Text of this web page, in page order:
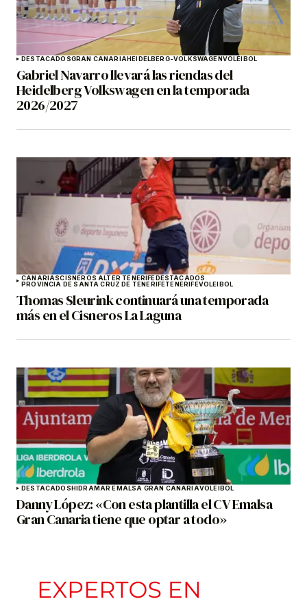
DESTACADOSGRAN CANARIAHEIDELBERG-VOLKSWAGENVOLEIBOL
Gabriel Navarro llevará las riendas del
Heidelberg Volkswagen en la temporada
2026/2027
CANARIASCISNEROS ALTER TENERIFEDESTACADOS
PROVINCIA DE SANTA CRUZ DE TENERIFETENERIFEVOLEIBOL
Thomas Sleurink continuará una temporada
más en el Cisneros La Laguna
DESTACADOSHIDRAMAR EMALSA GRAN CANARIAVOLEIBOL
Danny López: «Con esta plantilla el CV Emalsa
Gran Canaria tiene que optar a todo»